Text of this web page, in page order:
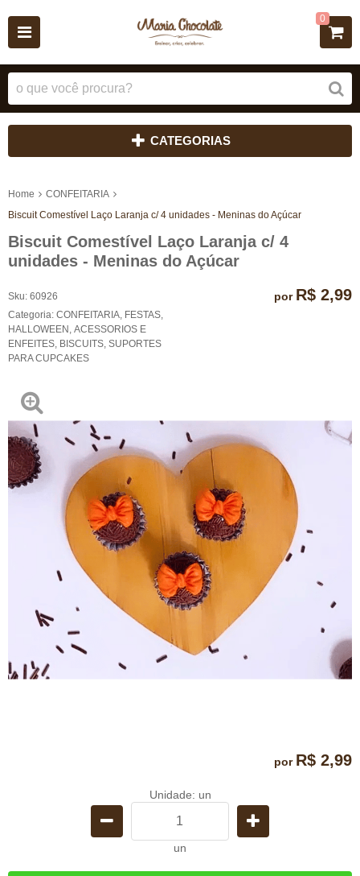
0
CATEGORIAS
Home
CONFEITARIA
Biscuit Comestível Laço Laranja c/ 4 unidades - Meninas do Açúcar
Biscuit Comestível Laço Laranja c/ 4
unidades - Meninas do Açúcar
Sku: 60926
Categoria: CONFEITARIA FESTAS
HALLOWEEN ACESSORIOS E
ENFEITES BISCUITS SUPORTES
PARA CUPCAKES
por R$ 2,99
por R$ 2,99
Unidade: un
un